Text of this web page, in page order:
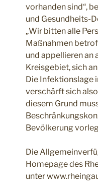
vorhanden sind“,
und Gesundheits-
„Wir bitten alle
Maßnahmen
und appellieren an
Kreisgebiet, sich
Die Infektionslage
verschärft sich
diesem Grund
Bevölkerung
Die
Homepage des
unter